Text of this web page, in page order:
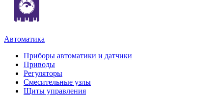
Автоматика
Приборы автоматики и датчики
Приводы
Регуляторы
Смесительные узлы
Щиты управления